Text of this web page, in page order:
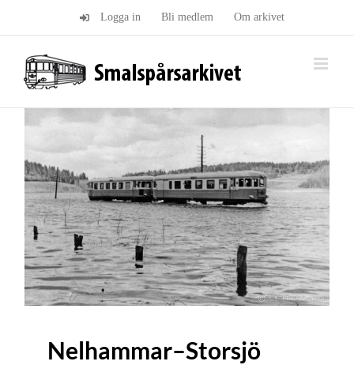
Logga in Bli medlem Om arkivet
Nelhammar–Storsjö